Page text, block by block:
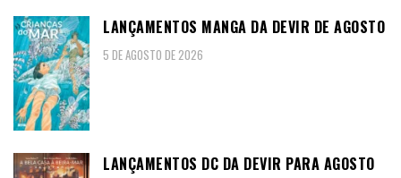
LANÇAMENTOS MANGA DA DEVIR DE AGOSTO
5 DE AGOSTO DE 2026
LANÇAMENTOS DC DA DEVIR PARA AGOSTO